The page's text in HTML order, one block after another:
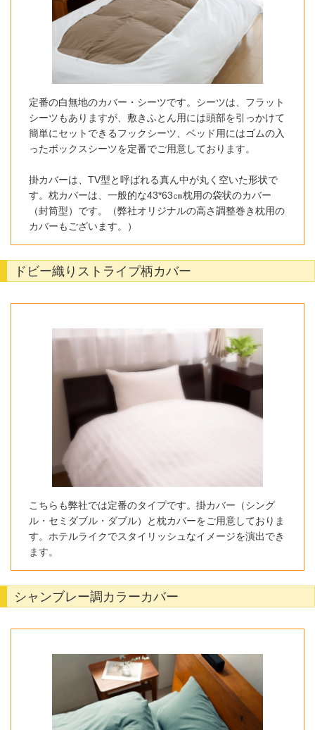
定番の白無地のカバー・シーツです。シーツは、フラット
シーツもありますが、敷きふとん用には頭部を引っかけて
簡単にセットできるフックシーツ、ベッド用にはゴムの入
ったボックスシーツを定番でご用意しております。
掛カバーは、TV型と呼ばれる真ん中が丸く空いた形状で
す。枕カバーは、一般的な43*63㎝枕用の袋状のカバー
（封筒型）です。（弊社オリジナルの高さ調整巻き枕用の
カバーもございます。）
ドビー織りストライプ柄カバー
こちらも弊社では定番のタイプです。掛カバー（シング
ル・セミダブル・ダブル）と枕カバーをご用意しておりま
す。ホテルライクでスタイリッシュなイメージを演出でき
ます。
シャンブレー調カラーカバー